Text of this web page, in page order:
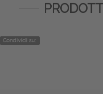
Condividi su: